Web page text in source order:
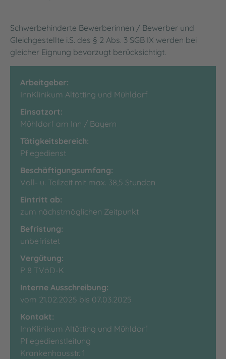
Schwerbehinderte Bewerberinnen / Bewerber und
Gleichgestellte i.S. des § 2 Abs. 3 SGB IX werden bei
gleicher Eignung bevorzugt berücksichtigt.
Arbeitgeber:
InnKlinikum Altötting und Mühldorf
Einsatzort:
Mühldorf am Inn / Bayern
Tätigkeitsbereich:
Pflegedienst
Beschäftigungsumfang:
Voll- u. Teilzeit mit max. 38,5 Stunden
Eintritt ab:
zum nächstmöglichen Zeitpunkt
Befristung:
unbefristet
Vergütung:
P 8 TVöD-K
Interne Ausschreibung:
vom 21.02.2025 bis 07.03.2025
Kontakt:
InnKlinikum Altötting und Mühldorf
Pflegedienstleitung
Krankenhausstr. 1